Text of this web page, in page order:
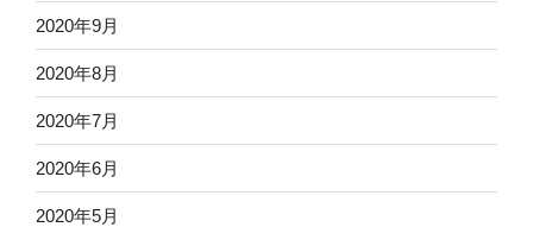
2020年9月
2020年8月
2020年7月
2020年6月
2020年5月